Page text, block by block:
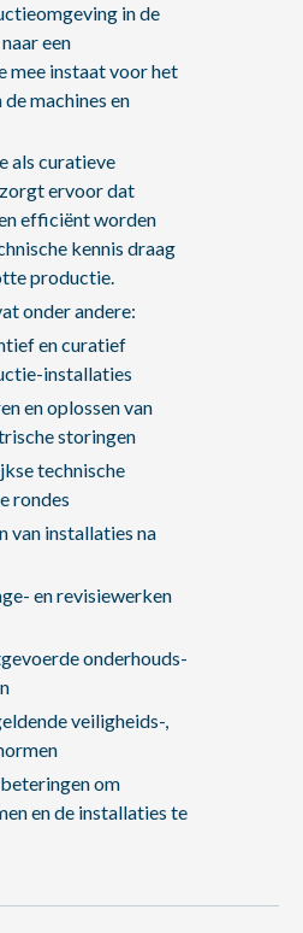
in de
een
mee instaat voor het
machines en
als curatieve
ervoor dat
efficiënt worden
kennis draag
productie.
onder andere:
en curatief
installaties
en oplossen van
storingen
technische
rondes
van installaties na
en revisiewerken
onderhouds-
veiligheids-,
om
en de installaties te